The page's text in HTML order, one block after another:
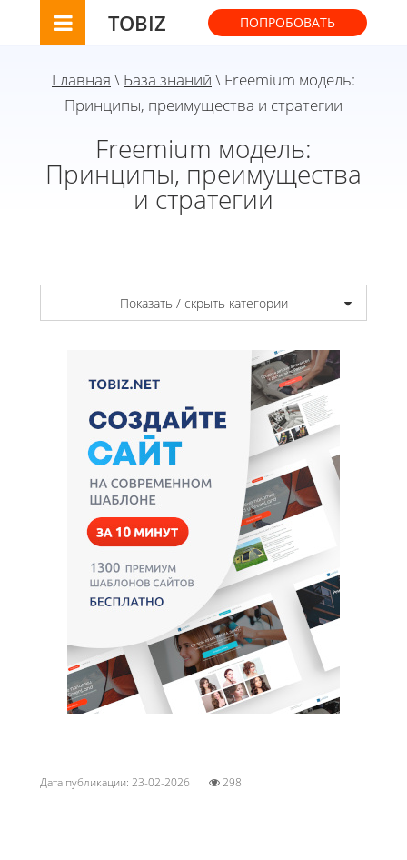
TOBIZ ПОПРОБОВАТЬ
Главная \ База знаний \ Freemium модель:
Принципы, преимущества и стратегии
Freemium модель:
Принципы, преимущества
и стратегии
Показать / скрыть категории
Дата публикации: 23-02-2026 298